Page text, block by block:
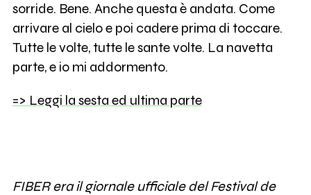
sorride. Bene. Anche questa è andata. Come
arrivare al cielo e poi cadere prima di toccare.
Tutte le volte, tutte le sante volte. La navetta
parte, e io mi addormento.
=> Leggi la sesta ed ultima parte
FIBER era il giornale ufficiale del Festival de